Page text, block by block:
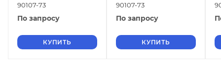
90107-73
По запросу
КУПИТЬ
90107-73
По запросу
КУПИТЬ